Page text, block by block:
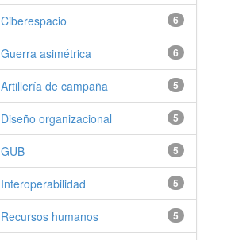
6
Ciberespacio
6
Guerra asimétrica
5
Artillería de campaña
5
Diseño organizacional
5
GUB
5
Interoperabilidad
5
Recursos humanos